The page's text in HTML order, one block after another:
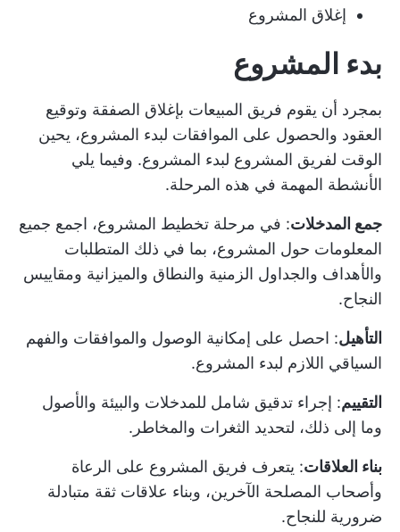
إغلاق المشروع
بدء المشروع
بمجرد أن يقوم فريق المبيعات بإغلاق الصفقة وتوقيع
العقود والحصول على الموافقات لبدء المشروع، يحين
الوقت لفريق المشروع لبدء المشروع. وفيما يلي
الأنشطة المهمة في هذه المرحلة.
جمع المدخلات: في مرحلة تخطيط المشروع، اجمع جميع
المعلومات حول المشروع، بما في ذلك المتطلبات
والأهداف والجداول الزمنية والنطاق والميزانية ومقاييس
النجاح.
التأهيل: احصل على إمكانية الوصول والموافقات والفهم
السياقي اللازم لبدء المشروع.
التقييم: إجراء تدقيق شامل للمدخلات والبيئة والأصول
وما إلى ذلك، لتحديد الثغرات والمخاطر.
بناء العلاقات: يتعرف فريق المشروع على الرعاة
وأصحاب المصلحة الآخرين، وبناء علاقات ثقة متبادلة
ضرورية للنجاح.